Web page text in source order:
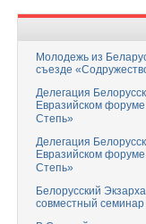
Молодежь из
съезде
Делегация
Евразийском
Степь»
Делегация
Евразийском
Степь»
Белорусский
совместный